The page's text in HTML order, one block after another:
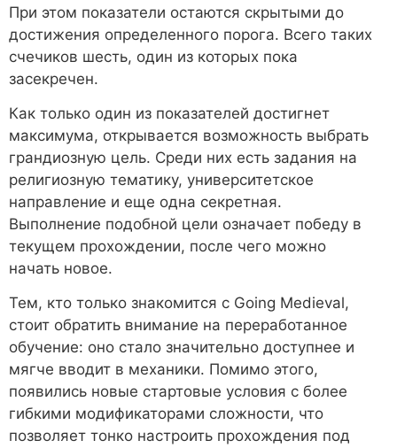
При этом показатели остаются скрытыми до
достижения определенного порога. Всего таких
счечиков шесть, один из которых пока
засекречен.
Как только один из показателей достигнет
максимума, открывается возможность выбрать
грандиозную цель. Среди них есть задания на
религиозную тематику, университетское
направление и еще одна секретная.
Выполнение подобной цели означает победу в
текущем прохождении, после чего можно
начать новое.
Тем, кто только знакомится с Going Medieval,
стоит обратить внимание на переработанное
обучение: оно стало значительно доступнее и
мягче вводит в механики. Помимо этого,
появились новые стартовые условия с более
гибкими модификаторами сложности, что
позволяет тонко настроить прохождения под